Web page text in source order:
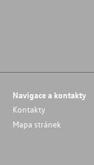
Navigace a kontakty
Kontakty
Mapa stránek